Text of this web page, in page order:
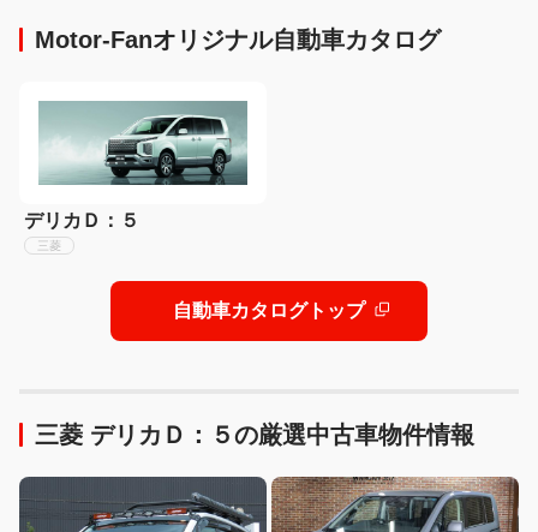
Motor-Fanオリジナル自動車カタログ
デリカＤ：５
三菱
自動車カタログトップ
三菱 デリカＤ：５の厳選中古車物件情報